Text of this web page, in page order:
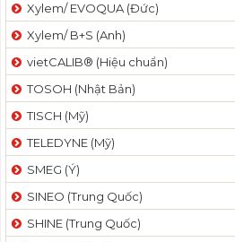
Xylem/ EVOQUA (Đức)
Xylem/ B+S (Anh)
vietCALIB® (Hiệu chuẩn)
TOSOH (Nhật Bản)
TISCH (Mỹ)
TELEDYNE (Mỹ)
SMEG (Ý)
SINEO (Trung Quốc)
SHINE (Trung Quốc)